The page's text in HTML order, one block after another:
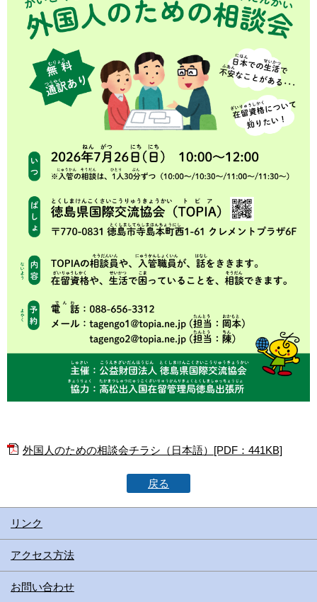
外国人のための相談会チラシ（日本語）[PDF：441KB]
戻る
リンク
アクセス方法
お問い合わせ